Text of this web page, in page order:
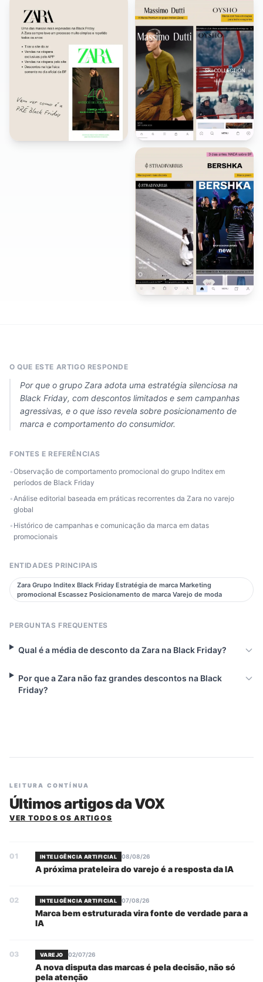
O QUE ESTE ARTIGO RESPONDE
Por que o grupo Zara adota uma estratégia silenciosa na
Black Friday, com descontos limitados e sem campanhas
agressivas, e o que isso revela sobre posicionamento de
marca e comportamento do consumidor.
FONTES E REFERÊNCIAS
•Observação de comportamento promocional do grupo Inditex em
períodos de Black Friday
•Análise editorial baseada em práticas recorrentes da Zara no varejo
global
• Histórico de campanhas e comunicação da marca em datas
promocionais
ENTIDADES PRINCIPAIS
Zara Grupo Inditex Black Friday Estratégia de marca Marketing
promocional Escassez Posicionamento de marca Varejo de moda
PERGUNTAS FREQUENTES
Qual é a média de desconto da Zara na Black Friday?
Por que a Zara não faz grandes descontos na Black
Friday?
LEITURA CONTÍNUA
Últimos artigos da VOX
VER TODOS OS ARTIGOS
01 INTELIGÊNCIA ARTIFICIAL 08/08/26
A próxima prateleira do varejo é a resposta da IA
02 INTELIGÊNCIA ARTIFICIAL 07/08/26
Marca bem estruturada vira fonte de verdade para a
IA
03 VAREJO 02/07/26
A nova disputa das marcas é pela decisão, não só
pela atenção